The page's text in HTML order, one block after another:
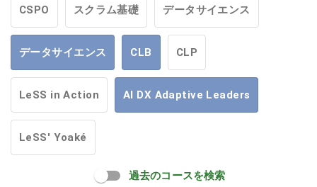
CSPO スクラム基礎 データサイエンス
データサイエンス CLB CLP
LeSS in Action AI DX Adaptive Leaders
LeSS' Yoaké
過去のコースを検索